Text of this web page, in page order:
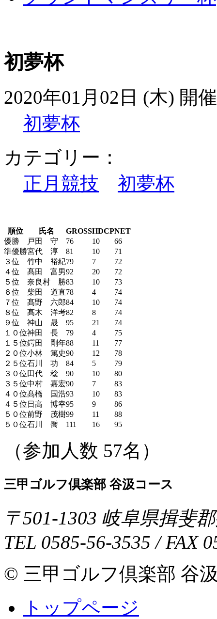
初夢杯
2020年01月02日 (木) 開催
初夢杯
カテゴリー：
正月競技
初夢杯
順位 氏名 GROSSHDCPNET
優勝
戸田 守 76 10
66
準優勝宮代 淳 81 10
71
３位
竹中 裕紀79 7
72
４位
髙田 富男92 20
72
５位
奈良村 勝83 10
73
６位
柴田 道直78 4
74
７位
髙野 六郎84 10
74
８位
髙木 洋考82 8
74
９位
神山 晟 95 21
74
１０位神田 長 79 4
75
１５位鍔田 剛年88 11
77
２０位小林 篤史90 12
78
２５位石川 功 84 5
79
３０位田代 稔 90 10
80
３５位中村 嘉宏90 7
83
４０位髙橋 国浩93 10
83
４５位 日高 博幸95 9
86
５０位前野 茂樹99 11
88
５０位石川 喬 111 16 95
（参加人数 57名）
三甲ゴルフ倶楽部 谷汲コース
〒501-1303 岐阜県揖斐
TEL 0585-56-3535 / FAX
© 三甲ゴルフ倶楽部 谷
トップページ